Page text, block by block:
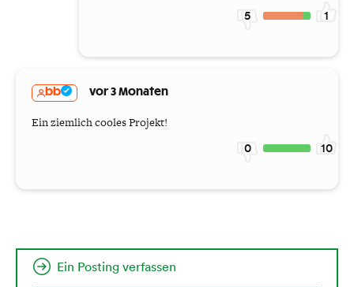
5 1
bb vor 3 Monaten
Ein ziemlich cooles Projekt!
0 10
Ein Posting verfassen